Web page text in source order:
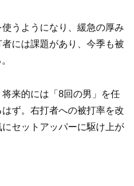
うようになり、緩急の厚み
には課題があり、今季も被
来的には「8回の男」を任
ず。右打者への被打率を改
セットアッパーに駆け上が